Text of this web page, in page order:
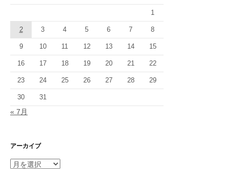
1
2 3 4 5 6 7 8
9 10 11 12 13 14 15
16 17 18 19 20 21 22
23 24 25 26 27 28 29
30 31
« 7月
アーカイブ
ア